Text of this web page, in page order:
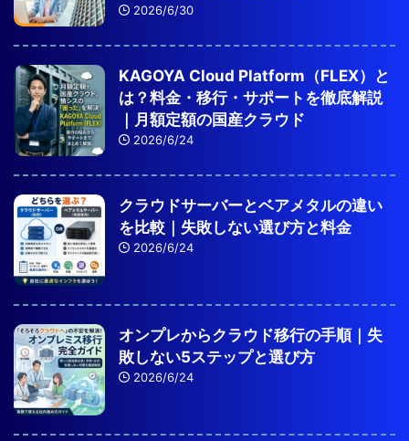
2026/6/30
KAGOYA Cloud Platform（FLEX）と
は？料金・移行・サポートを徹底解説
｜月額定額の国産クラウド
2026/6/24
クラウドサーバーとベアメタルの違い
を比較｜失敗しない選び方と料金
2026/6/24
オンプレからクラウド移行の手順｜失
敗しない5ステップと選び方
2026/6/24